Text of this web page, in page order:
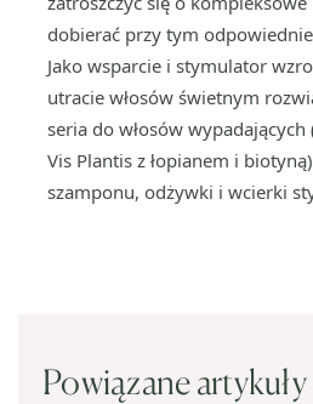
dobierać przy tym
Jako wsparcie i stymulator
utracie włosów świetnym
seria do włosów
Vis Plantis z łopianem i
szamponu, odżywki i wcierki
Powiązane artykuły